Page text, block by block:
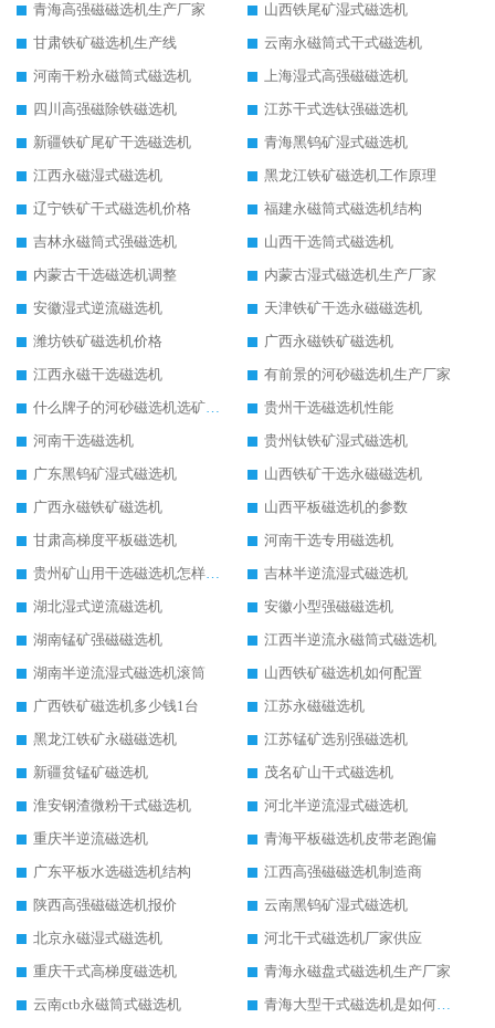
青海高强磁磁选机生产厂家
山西铁尾矿湿式磁选机
甘肃铁矿磁选机生产线
云南永磁筒式干式磁选机
河南干粉永磁筒式磁选机
上海湿式高强磁磁选机
四川高强磁除铁磁选机
江苏干式选钛强磁选机
新疆铁矿尾矿干选磁选机
青海黑钨矿湿式磁选机
江西永磁湿式磁选机
黑龙江铁矿磁选机工作原理
辽宁铁矿干式磁选机价格
福建永磁筒式磁选机结构
吉林永磁筒式强磁选机
山西干选筒式磁选机
内蒙古干选磁选机调整
内蒙古湿式磁选机生产厂家
安徽湿式逆流磁选机
天津铁矿干选永磁磁选机
潍坊铁矿磁选机价格
广西永磁铁矿磁选机
江西永磁干选磁选机
有前景的河砂磁选机生产厂家
什么牌子的河砂磁选机选矿效果好
贵州干选磁选机性能
河南干选磁选机
贵州钛铁矿湿式磁选机
广东黑钨矿湿式磁选机
山西铁矿干选永磁磁选机
广西永磁铁矿磁选机
山西平板磁选机的参数
甘肃高梯度平板磁选机
河南干选专用磁选机
贵州矿山用干选磁选机怎样调磁
吉林半逆流湿式磁选机
湖北湿式逆流磁选机
安徽小型强磁磁选机
湖南锰矿强磁磁选机
江西半逆流永磁筒式磁选机
湖南半逆流湿式磁选机滚筒
山西铁矿磁选机如何配置
广西铁矿磁选机多少钱1台
江苏永磁磁选机
黑龙江铁矿永磁磁选机
江苏锰矿选别强磁选机
新疆贫锰矿磁选机
茂名矿山干式磁选机
淮安钢渣微粉干式磁选机
河北半逆流湿式磁选机
重庆半逆流磁选机
青海平板磁选机皮带老跑偏
广东平板水选磁选机结构
江西高强磁磁选机制造商
陕西高强磁磁选机报价
云南黑钨矿湿式磁选机
北京永磁湿式磁选机
河北干式磁选机厂家供应
重庆干式高梯度磁选机
青海永磁盘式磁选机生产厂家
云南ctb永磁筒式磁选机
青海大型干式磁选机是如何选矿的